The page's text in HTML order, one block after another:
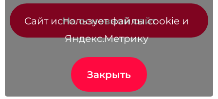
На основной сайт
Сайт использует файлы cookie и
Яндекс.Метрику
Закрыть